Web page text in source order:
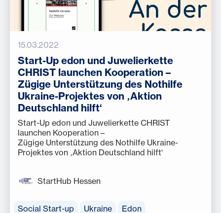
15.03.2022
Start-Up edon und Juwelierkette
CHRIST launchen Kooperation –
Zügige Unterstützung des Nothilfe
Ukraine-Projektes von ‚Aktion
Deutschland hilft‘
Start-Up edon und Juwelierkette CHRIST
launchen Kooperation –
Zügige Unterstützung des Nothilfe Ukraine-
Projektes von ‚Aktion Deutschland hilft‘
StartHub Hessen
Social Start-up Ukraine Edon